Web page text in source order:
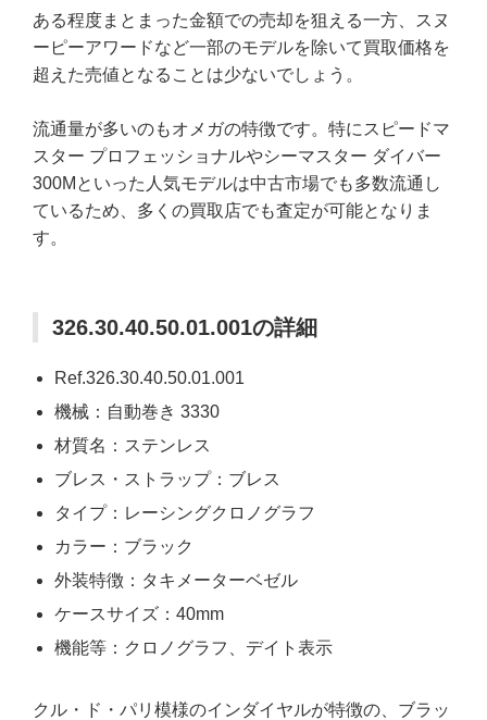
ある程度まとまった金額での売却を狙える一方、スヌ
ーピーアワードなど一部のモデルを除いて買取価格を
超えた売値となることは少ないでしょう。
流通量が多いのもオメガの特徴です。特にスピードマ
スター プロフェッショナルやシーマスター ダイバー
300Mといった人気モデルは中古市場でも多数流通し
ているため、多くの買取店でも査定が可能となりま
す。
326.30.40.50.01.001の詳細
Ref.326.30.40.50.01.001
機械：自動巻き 3330
材質名：ステンレス
ブレス・ストラップ：ブレス
タイプ：レーシングクロノグラフ
カラー：ブラック
外装特徴：タキメーターベゼル
ケースサイズ：40mm
機能等：クロノグラフ、デイト表示
クル・ド・パリ模様のインダイヤルが特徴の、ブラッ